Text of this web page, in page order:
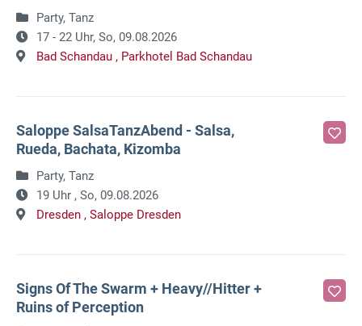
Party, Tanz
17 - 22 Uhr, So, 09.08.2026
Bad Schandau , Parkhotel Bad Schandau
Saloppe SalsaTanzAbend - Salsa,
Rueda, Bachata, Kizomba
Party, Tanz
19 Uhr , So, 09.08.2026
Dresden , Saloppe Dresden
Signs Of The Swarm + Heavy//Hitter +
Ruins of Perception